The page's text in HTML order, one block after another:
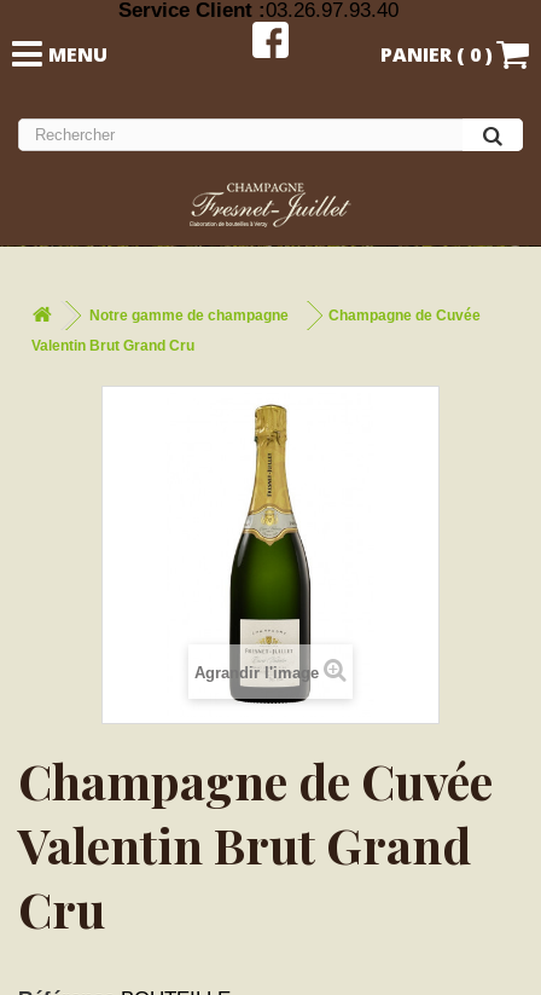
Service Client :03.26.97.93.40
MENU PANIER ( 0)
Notre gamme de champagne
Champagne de Cuvée
Valentin Brut Grand Cru
Agrandir l'image
Champagne de Cuvée
Valentin Brut Grand
Cru